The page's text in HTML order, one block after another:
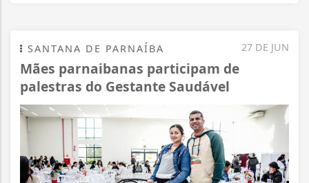
27 DE JUN
SANTANA DE PARNAÍBA
Mães parnaibanas participam de
palestras do Gestante Saudável